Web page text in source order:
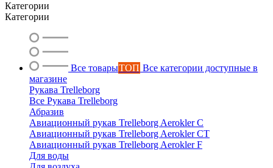
Категории
Категории
Все товарыТОП Все категории доступные в
магазине
Рукава Trelleborg
Все Рукава Trelleborg
Абразив
Авиационный рукав Trelleborg Aerokler C
Авиационный рукав Trelleborg Aerokler CT
Авиационный рукав Trelleborg Aerokler F
Для воды
Вероника
онлайн